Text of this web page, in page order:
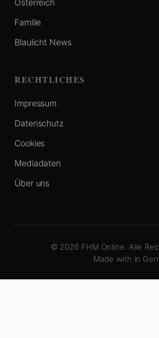
Familie
Blaulicht News
RECHTLICHES
Impressum
Datenschutz
Cookies
Mediadaten
Über uns
© 2026 FHM Online. Alle
Made with in